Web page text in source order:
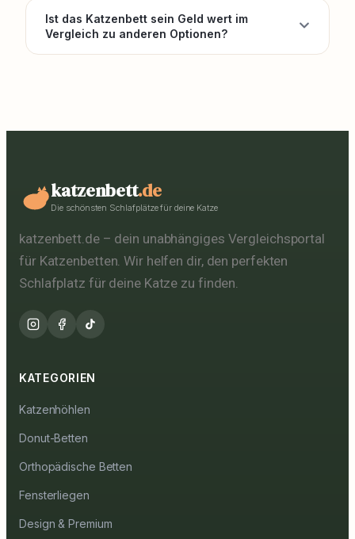
Ist das Katzenbett sein Geld wert im
Vergleich zu anderen Optionen?
katzenbett.de
Die schönsten Schlafplätze für deine Katze
katzenbett.de – dein unabhängiges Vergleichsportal
für Katzenbetten. Wir helfen dir, den perfekten
Schlafplatz für deine Katze zu finden.
KATEGORIEN
Katzenhöhlen
Donut-Betten
Orthopädische Betten
Fensterliegen
Design & Premium